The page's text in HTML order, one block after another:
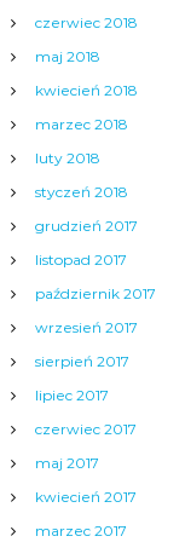
czerwiec 2018
maj 2018
kwiecień 2018
marzec 2018
luty 2018
styczeń 2018
grudzień 2017
listopad 2017
październik 2017
wrzesień 2017
sierpień 2017
lipiec 2017
czerwiec 2017
maj 2017
kwiecień 2017
marzec 2017